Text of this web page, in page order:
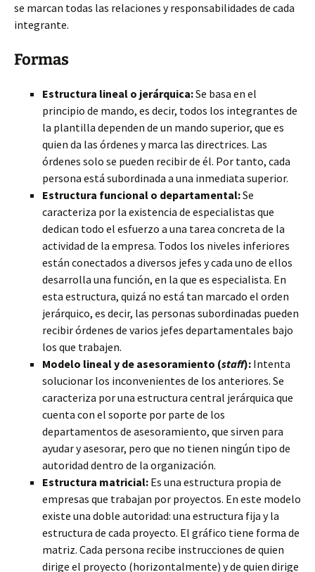
se marcan todas las relaciones y responsabilidades de cada
integrante.
Formas
Estructura lineal o jerárquica:Se basa en el
principio de mando, es decir, todos los integrantes de
la plantilla dependen de un mando superior, que es
quien da las órdenes y marca las directrices. Las
órdenes solo se pueden recibir de él. Por tanto, cada
persona está subordinada a una inmediata superior.
Estructura funcional o departamental:Se
caracteriza por la existencia de especialistas que
dedican todo el esfuerzo a una tarea concreta de la
actividad de la empresa. Todos los niveles inferiores
están conectados a diversos jefes y cada uno de ellos
desarrolla una función, en la que es especialista. En
esta estructura, quizá no está tan marcado el orden
jerárquico, es decir, las personas subordinadas pueden
recibir órdenes de varios jefes departamentales bajo
los que trabajen.
Modelo lineal y de asesoramiento (staff): Intenta
solucionar los inconvenientes de los anteriores. Se
caracteriza por una estructura central jerárquica que
cuenta con el soporte por parte de los
departamentos de asesoramiento, que sirven para
ayudar y asesorar, pero que no tienen ningún tipo de
autoridad dentro de la organización.
Estructura matricial: Es una estructura propia de
empresas que trabajan por proyectos. En este modelo
existe una doble autoridad: una estructura fija y la
estructura de cada proyecto. El gráfico tiene forma de
matriz. Cada persona recibe instrucciones de quien
dirige el proyecto (horizontalmente) y de quien dirige